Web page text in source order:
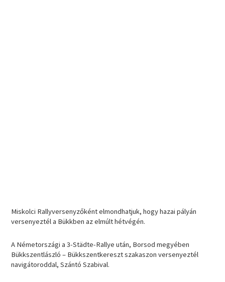
Miskolci Rallyversenyzőként elmondhatjuk, hogy hazai pályán
versenyeztél a Bükkben az elmúlt hétvégén.
A Németországi a 3-Städte-Rallye után, Borsod megyében
Bükkszentlászló – Bükkszentkereszt szakaszon versenyeztél
navigátoroddal, Szántó Szabival.